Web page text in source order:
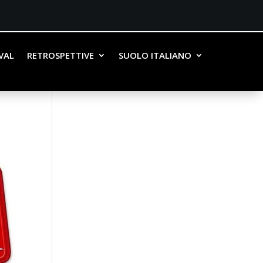
RETROSPETTIVE SUOLO ITALIANO